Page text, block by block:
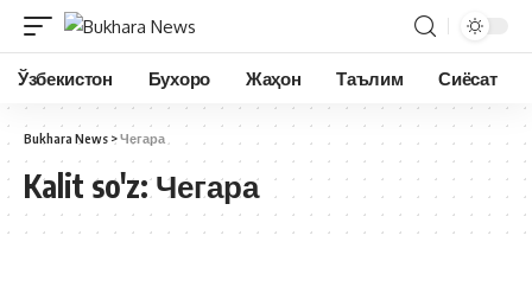
Ўзбекистон Бухоро Жаҳон Таълим Сиёсат
Bukhara News >Чегара
Kalit so'z:Чегара